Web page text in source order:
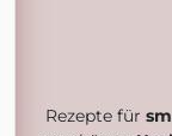
Rezepte für